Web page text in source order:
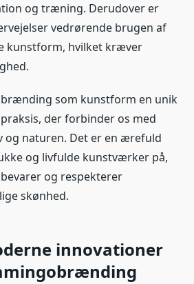
og træning. Derudover er
vedrørende brugen af
kunstform, hvilket kræver
som kunstform en unik
der forbinder os med
og naturen. Det er en ærefuld
og livfulde kunstværker på,
og respekterer
skønhed.
innovationer